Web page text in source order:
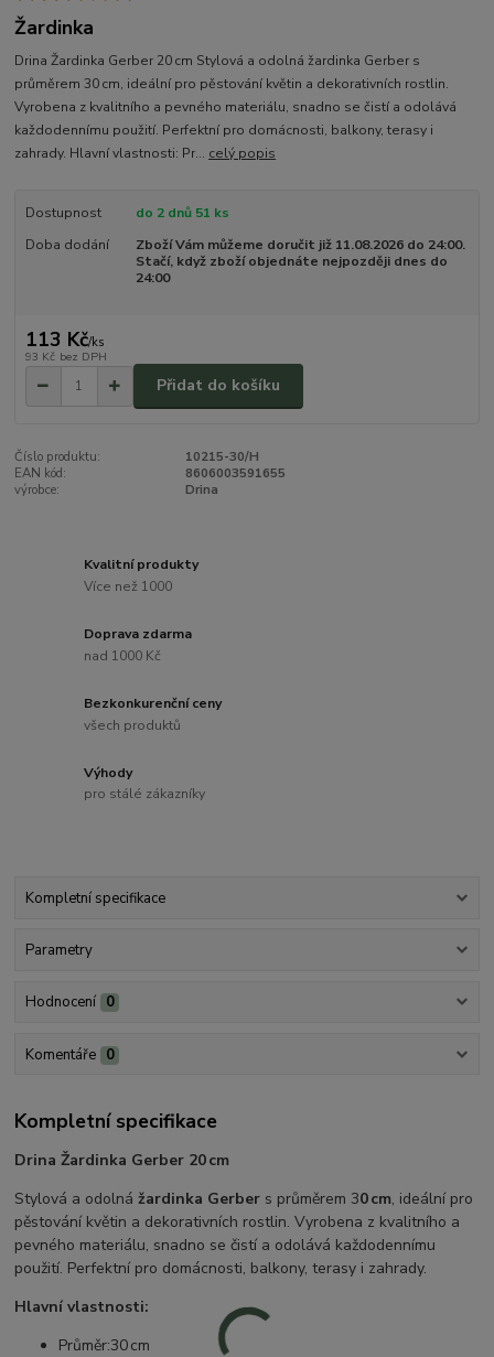
Žardinka
Drina Žardinka Gerber 20 cm Stylová a odolná žardinka Gerber s
průměrem 30 cm, ideální pro pěstování květin a dekorativních rostlin.
Vyrobena z kvalitního a pevného materiálu, snadno se čistí a odolává
každodennímu použití. Perfektní pro domácnosti, balkony, terasy i
zahrady. Hlavní vlastnosti: Pr... celý popis
Dostupnost
do 2 dnů 51 ks
Doba dodání
Zboží Vám můžeme doručit již 11.08.2026 do 24:00.
Stačí, když zboží objednáte nejpozději dnes do
24:00
113 Kč/ks
93 Kč bez DPH
Přidat do košíku
Číslo produktu:
10215-30/H
EAN kód:
8606003591655
výrobce:
Drina
Kvalitní produkty
Více než 1000
Doprava zdarma
nad 1000 Kč
Bezkonkurenční ceny
všech produktů
Výhody
pro stálé zákazníky
Kompletní specifikace
Parametry
Hodnocení 0
Komentáře 0
Kompletní specifikace
Drina Žardinka Gerber 20 cm
Stylová a odolnážardinka Gerber s průměrem 30 cm, ideální pro
pěstování květin a dekorativních rostlin. Vyrobena z kvalitního a
pevného materiálu, snadno se čistí a odolává každodennímu
použití. Perfektní pro domácnosti, balkony, terasy i zahrady.
Hlavní vlastnosti:
Průměr:30 cm